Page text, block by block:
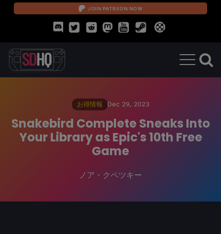
JOIN PATREON NOW
お得情報 Dec 29, 2023
Snakebird Complete Sneaks Into
Your Library as Epic's 10th Free
Game
ノア・クペツキー